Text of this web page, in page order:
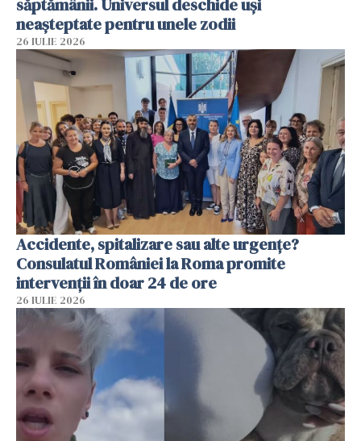
săptămânii. Universul deschide uși
neașteptate pentru unele zodii
26 IULIE 2026
Accidente, spitalizare sau alte urgențe?
Consulatul României la Roma promite
intervenții în doar 24 de ore
26 IULIE 2026